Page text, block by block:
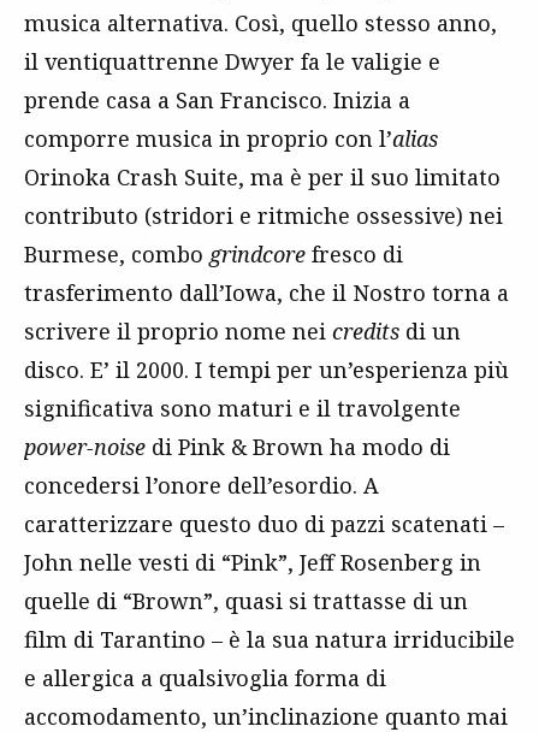
musica alternativa. Così, quello stesso anno,
il ventiquattrenne Dwyer fa le valigie e
prende casa a San Francisco. Inizia a
comporre musica in proprio con l’alias
Orinoka Crash Suite, ma è per il suo limitato
contributo (stridori e ritmiche ossessive) nei
Burmese, combo grindcore fresco di
trasferimento dall’Iowa, che il Nostro torna a
scrivere il proprio nome nei credits di un
disco. E’ il 2000. I tempi per un’esperienza più
significativa sono maturi e il travolgente
power-noise di Pink & Brown ha modo di
concedersi l’onore dell’esordio. A
caratterizzare questo duo di pazzi scatenati –
John nelle vesti di “Pink”, Jeff Rosenberg in
quelle di “Brown”, quasi si trattasse di un
film di Tarantino – è la sua natura irriducibile
e allergica a qualsivoglia forma di
accomodamento, un’inclinazione quanto mai